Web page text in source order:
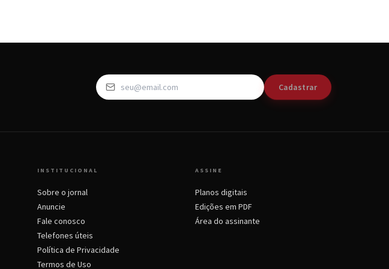
Cadastrar
INSTITUCIONAL
Sobre o jornal
Anuncie
Fale conosco
Telefones úteis
Política de Privacidade
Termos de Uso
ASSINE
Planos digitais
Edições em PDF
Área do assinante